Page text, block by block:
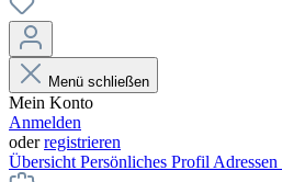
Menü schließen
Mein Konto
Anmelden
oderregistrieren
Übersicht Persönliches Profil Adressen